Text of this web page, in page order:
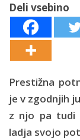
Deli vsebino
Prestižna
je v zgodnjih
z njo pa tudi
ladja svojo